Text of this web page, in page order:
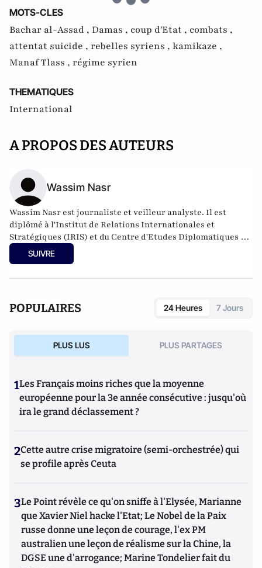
MOTS-CLES
Bachar al-Assad , Damas , coup d'Etat , combats ,
attentat suicide , rebelles syriens , kamikaze ,
Manaf Tlass , régime syrien
THEMATIQUES
International
A PROPOS DES AUTEURS
Wassim Nasr
Wassim Nasr est journaliste et veilleur analyste. Il est
diplômé à l'Institut de Relations Internationales et
Stratégiques (IRIS) et du Centre d'Etudes Diplomatiques et
Stratégiques (CEDS).
SUIVRE
POPULAIRES 24 Heures 7 Jours
PLUS LUS PLUS PARTAGES
1Les Français moins riches que la moyenne
européenne pour la 3e année consécutive : jusqu'où
ira le grand déclassement ?
2Cette autre crise migratoire (semi-orchestrée) qui
se profile après Ceuta
3Le Point révèle ce qu'on sniffe à l'Elysée, Marianne
que Xavier Niel hacke l'Etat; Le Nobel de la Paix
russe donne une leçon de courage, l'ex PM
australien une leçon de réalisme sur la Chine, la
DGSE une d'arrogance; Marine Tondelier fait du